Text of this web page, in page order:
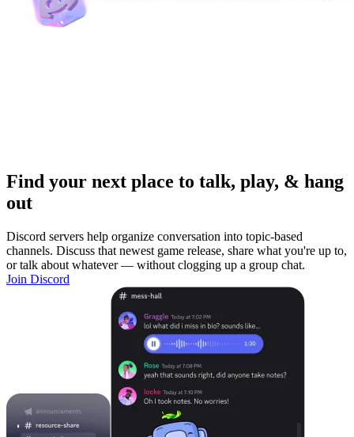
Find your next place to talk, play, & hang
out
Discord servers help organize conversation into topic-based
channels. Discuss that newest game release, share what you're up to,
or talk about whatever — without clogging up a group chat.
Join Discord